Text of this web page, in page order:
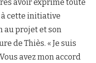
avoir exprimé toute
à cette initiative
au projet et son
de Thiès. « Je suis
avez mon accord